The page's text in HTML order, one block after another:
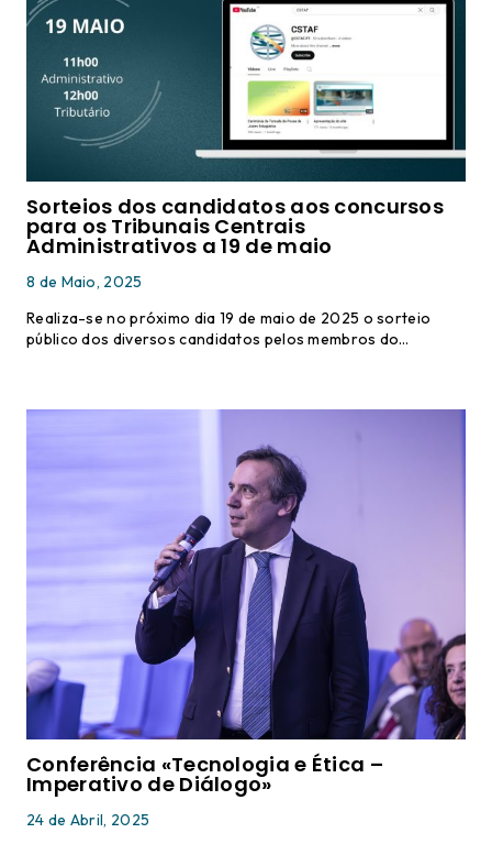
Sorteios dos candidatos aos concursos
para os Tribunais Centrais
Administrativos a 19 de maio
8 de Maio, 2025
Realiza-se no próximo dia 19 de maio de 2025 o sorteio
público dos diversos candidatos pelos membros do…
Conferência «Tecnologia e Ética –
Imperativo de Diálogo»
24 de Abril, 2025